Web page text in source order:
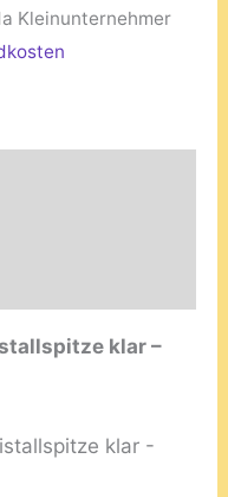
Kleinunternehmer
klar –